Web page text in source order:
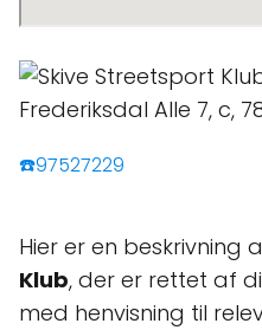
☎️97527229
Hier er en beskrivning
Klub, der er rettet af
med henvisning til